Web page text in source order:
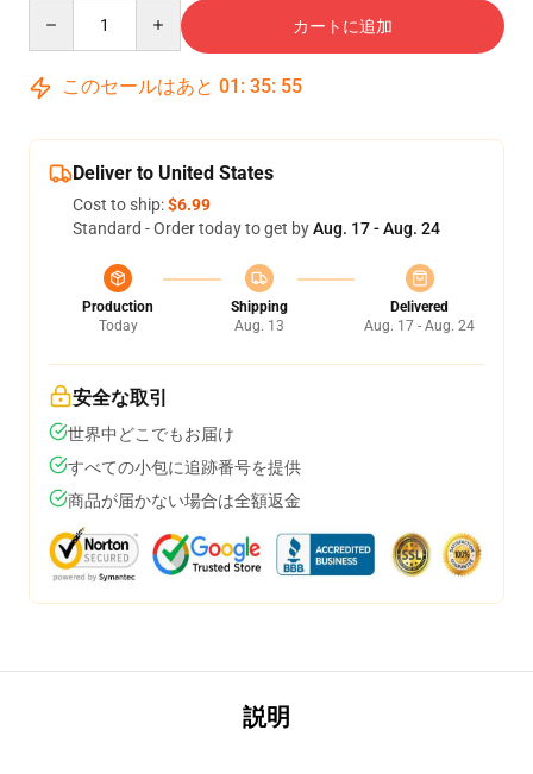
カートに追加
このセールはあと 01 : 35: 54
Deliver to United States
Cost to ship:$6.99
Standard - Order today to get byAug. 17 - Aug. 24
Production
Today
Shipping
Aug. 13
Delivered
Aug. 17 - Aug. 24
安全な取引
世界中どこでもお届け
すべての小包に追跡番号を提供
商品が届かない場合は全額返金
説明